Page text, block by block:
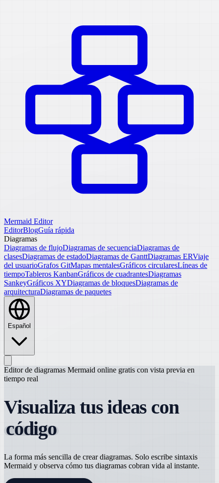
Mermaid Editor
EditorBlogGuía rápida
Diagramas
Diagramas de flujoDiagramas de secuenciaDiagramas de
clasesDiagramas de estadoDiagramas de GanttDiagramas ERViaje
del usuarioGrafos GitMapas mentalesGráficos circularesLíneas de
tiempoTableros KanbanGráficos de cuadrantesDiagramas
SankeyGráficos XYDiagramas de bloquesDiagramas de
arquitecturaDiagramas de paquetes
Español
Editor de diagramas Mermaid online gratis con vista previa en
tiempo real
Visualiza tus ideas con
código
La forma más sencilla de crear diagramas. Solo escribe sintaxis
Mermaid y observa cómo tus diagramas cobran vida al instante.